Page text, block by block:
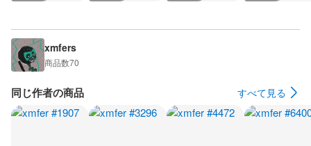
xmfers
商品数70
同じ作者の商品 すべて見る